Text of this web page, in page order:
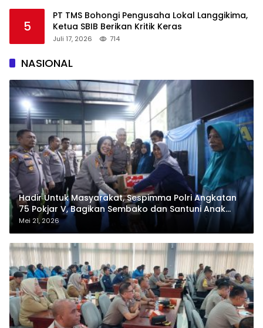
5
PT TMS Bohongi Pengusaha Lokal Langgikima,
Ketua SBIB Berikan Kritik Keras
Juli 17, 2026 714
NASIONAL
Hadir Untuk Masyarakat, Sespimma Polri Angkatan
75 Pokjar V, Bagikan Sembako dan Santuni Anak
Yatim
Mei 21, 2026